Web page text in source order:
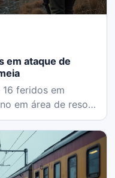
em ataque de
feridos em
em área de resort
ataque...